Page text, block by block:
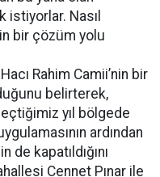
Nasıl
bir çözüm yolu
Rahim Camii’nin bir
belirterek,
yıl bölgede
ardından
de kapatıldığını
Cennet Pınar ile